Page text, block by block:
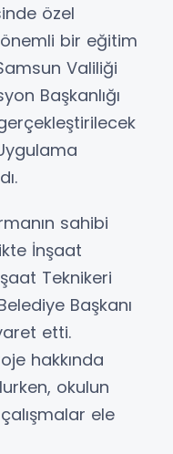
özel
bir eğitim
Valiliği
Başkanlığı
sahibi
İnşaat
Teknikeri
Başkanı
etti.
hakkında
okulun
ele